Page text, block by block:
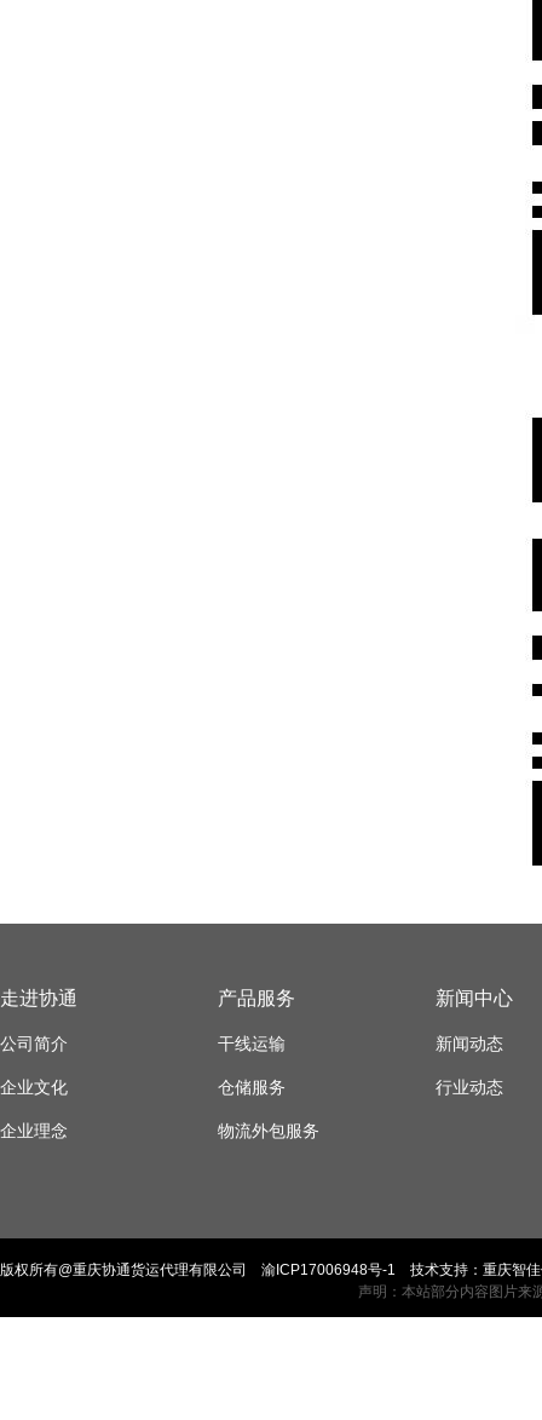
走进协通
公司简介
企业文化
企业理念
产品服务
干线运输
仓储服务
物流外包服务
新闻中心
新闻动态
行业动态
版权所有@重庆协通货运代理有限公司 渝ICP17006948号-1 技术支持： 重庆智
声明：本站部分内容图片来